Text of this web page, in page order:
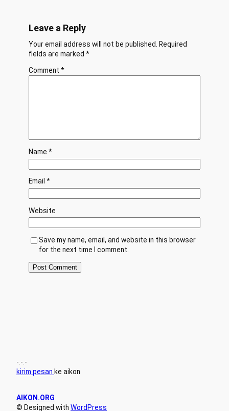
Leave a Reply
Your email address will not be published.
Required
fields are marked *
Comment *
Name *
Email *
Website
Save my name, email, and website in this browser
for the next time I comment.
-.-.-
kirim pesan ke aikon
AIKON.ORG
© Designed with WordPress